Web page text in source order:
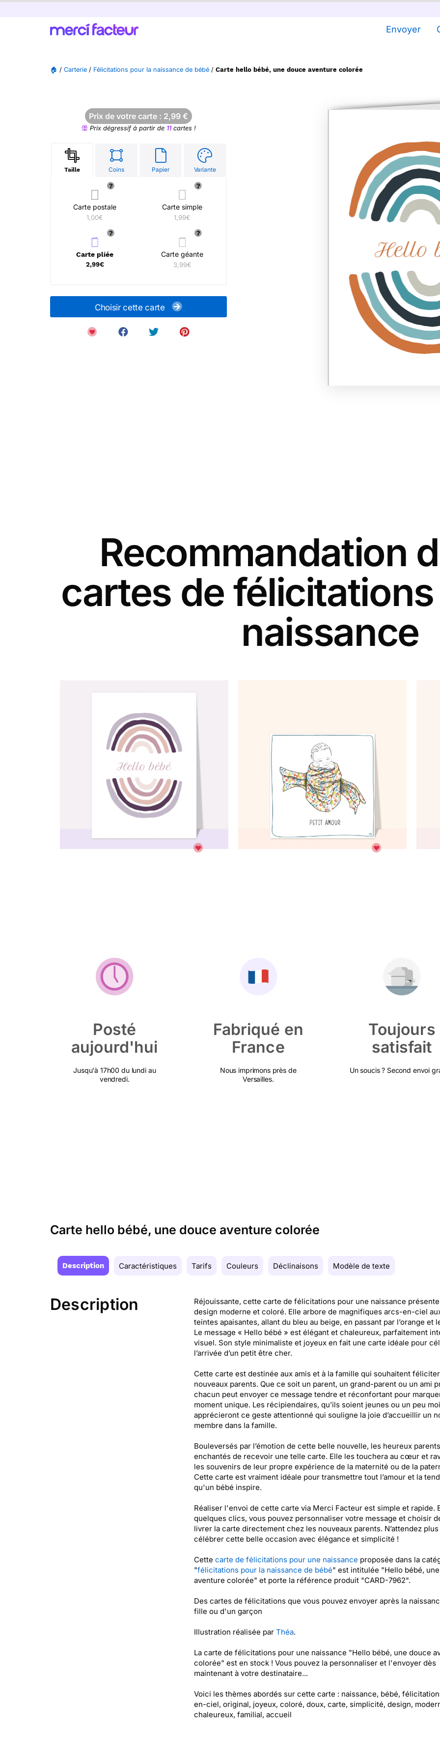
Envoyer
🏠 / Carterie / Félicitations pour la naissance de bébé / Carte hello bébé, une douce aventure colorée
Prix de votre carte : 2,99 €
Prix dégressif à partir de 11cartes !
Taille Coins Papier Variante
Carte postale
1,00€
Carte simple
1,99€
Carte pliée
2,99€
Carte géante
3,99€
Choisir cette carte
Recommandation
cartes de
naissance
Posté
aujourd'hui
Jusqu'à 17h00 du lundi au
vendredi.
Fabriqué en
France
Nous imprimons près de
Versailles.
Toujours
satisfait
Un soucis ? Second envoi
Carte hello bébé, une douce aventure colorée
Description Caractéristiques Tarifs Couleurs Déclinaisons Modèle de texte
Description
Réjouissante, cette carte de félicitations pour une naissance
design moderne et coloré. Elle arbore de magnifiques arcs-en-ciel
teintes apaisantes, allant du bleu au beige, en passant par l’orange et
Le message « Hello bébé » est élégant et chaleureux, parfaitement
visuel. Son style minimaliste et joyeux en fait une carte idéale pour
l’arrivée d’un petit être cher.
Cette carte est destinée aux amis et à la famille qui souhaitent
nouveaux parents. Que ce soit un parent, un grand-parent ou un ami
chacun peut envoyer ce message tendre et réconfortant pour
moment unique. Les récipiendaires, qu’ils soient jeunes ou un peu
apprécieront ce geste attentionné qui souligne la joie d’accueillir un
membre dans la famille.
Bouleversés par l’émotion de cette belle nouvelle, les heureux
enchantés de recevoir une telle carte. Elle les touchera au cœur et
les souvenirs de leur propre expérience de la maternité ou de la
Cette carte est vraiment idéale pour transmettre tout l’amour et la
qu'un bébé inspire.
Réaliser l'envoi de cette carte via Merci Facteur est simple et rapide.
quelques clics, vous pouvez personnaliser votre message et choisir
livrer la carte directement chez les nouveaux parents. N’attendez
célébrer cette belle occasion avec élégance et simplicité !
Cette carte de félicitations pour une naissance proposée dans la
"félicitations pour la naissance de bébé" est intitulée "Hello bébé,
aventure colorée" et porte la référence produit "CARD-7962".
Des cartes de félicitations que vous pouvez envoyer après la
fille ou d'un garçon
Illustration réalisée par Théa.
La carte de félicitations pour une naissance "Hello bébé, une douce
colorée" est en stock ! Vous pouvez la personnaliser et l'envoyer dès
maintenant à votre destinataire...
Voici les thèmes abordés sur cette carte : naissance, bébé,
en-ciel, original, joyeux, coloré, doux, carte, simplicité, design,
chaleureux, familial, accueil